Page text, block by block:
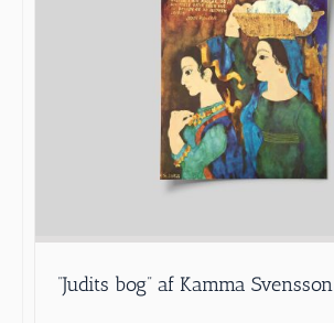
”Judits bog” af Kamma Svensson